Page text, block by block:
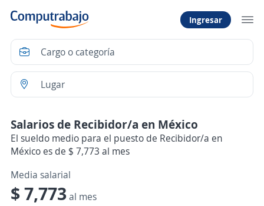
Ingresar
Salarios de Recibidor/a en México
El sueldo medio para el puesto de Recibidor/a en
México es de $ 7,773 al mes
Media salarial
$ 7,773al mes